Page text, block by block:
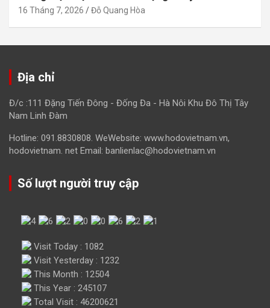
16 Tháng 7, 2026 Đỗ Quang Hòa
Địa chỉ
Đ/c :111 Đặng Tiến Đông - Đống Đa - Hà Nôi Khu Đô Thị Tây
Nam Linh Đàm
Hotline: 091.8830808. WeWebsite: www.hodovietnam.vn,
hodovietnam. net Email: banlienlac@hodovietnam.vn
Số lượt người truy cập
Visit Today : 1082
Visit Yesterday : 1232
This Month : 12504
This Year : 245107
Total Visit : 46200621